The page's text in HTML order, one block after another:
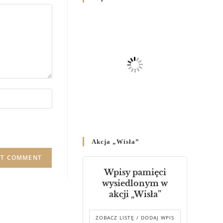
Родин
Справ Молоді та встановленя
складу Катихитичної Комісії
днях 2-12 липня 2024 р.”
Декрет єпископів
Перемисько-Варшавської
Митрополії стосовно
звершування Божественної
літургії
Akcja „Wisła”
Wpisy pamięci
wysiedlonym w
akcji „Wisła”
ZOBACZ LISTĘ / DODAJ WPIS